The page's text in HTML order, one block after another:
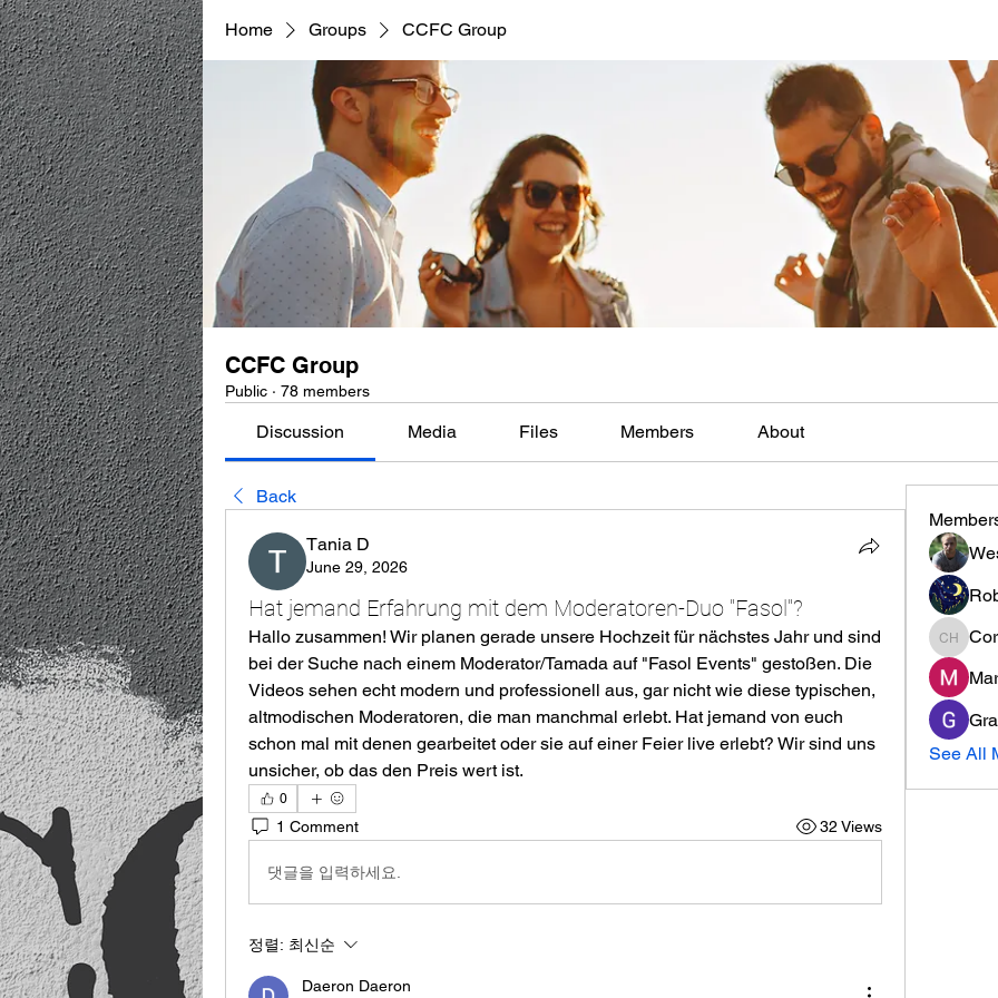
Home Groups CCFC Group
CCFC Group
Public · 78 members
Discussion Media Files Members About
Back
Тania D
June 29, 2026
Hat jemand Erfahrung mit dem Moderatoren-Duo "Fasol"?
Hallo zusammen! Wir planen gerade unsere Hochzeit für nächstes Jahr und sind
bei der Suche nach einem Moderator/Tamada auf "Fasol Events" gestoßen. Die
Videos sehen echt modern und professionell aus, gar nicht wie diese typischen,
altmodischen Moderatoren, die man manchmal erlebt. Hat jemand von euch
schon mal mit denen gearbeitet oder sie auf einer Feier live erlebt? Wir sind uns
unsicher, ob das den Preis wert ist.
0
1 Comment 32 Views
댓글을 입력하세요.
정렬: 최신순
Daeron Daeron
See All